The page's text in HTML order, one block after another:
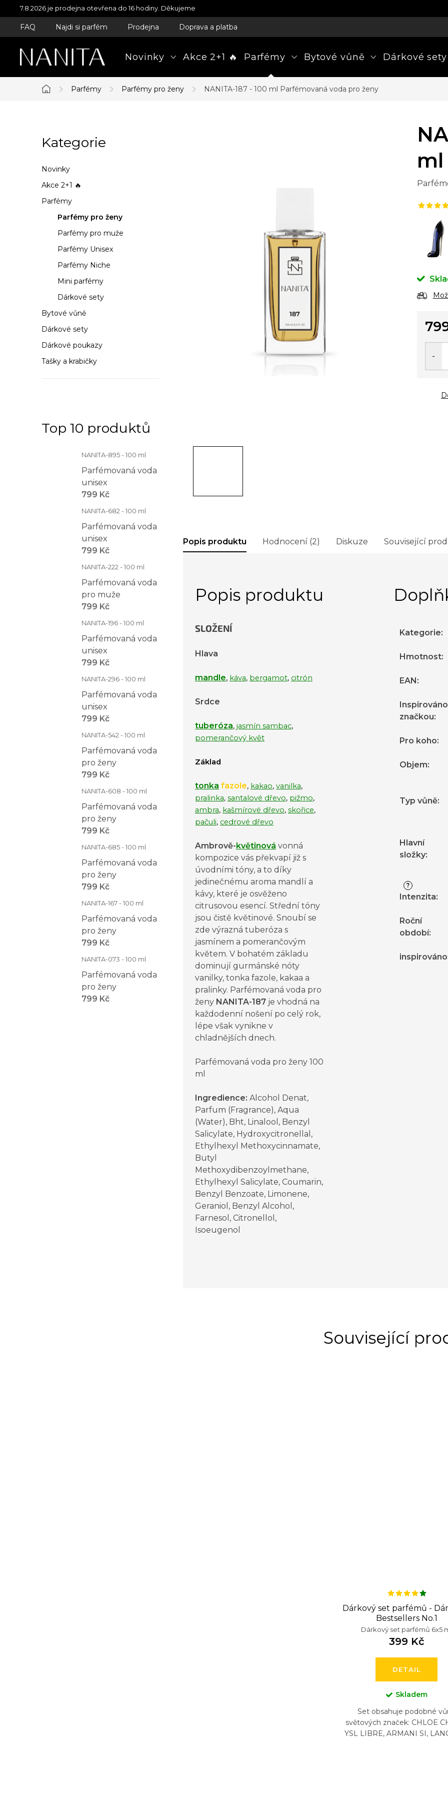
Přejít
na
obsah
7.8.2026 je prodejna otevřena do 16 hodiny. Děkujeme
FAQ Najdi si parfém Prodejna Doprava a platba
Novinky Akce 2+1 🔥 Parfémy Bytové vůně Dárkové sety
Domů
Parfémy Parfémy pro ženy NANITA-187 - 100 ml Parfémovaná voda pro ženy
o
s
t
r
p
a
n
e
Přeskočit
kategorie
Kategorie
Novinky
Akce 2+1 🔥
Parfémy
Parfémy pro ženy
Parfémy pro muže
Parfémy Unisex
Parfémy Niche
Mini parfémy
Dárkové sety
Bytové vůně
Dárkové sety
Dárkové poukazy
Tašky a krabičky
Top 10 produktů
NANITA-895 - 100 ml
Parfémovaná voda
unisex
799 Kč
NANITA-682 - 100 ml
Parfémovaná voda
unisex
799 Kč
NANITA-222 - 100 ml
Parfémovaná voda
pro muže
799 Kč
NANITA-196 - 100 ml
Parfémovaná voda
unisex
799 Kč
NANITA-296 - 100 ml
Parfémovaná voda
unisex
799 Kč
NANITA-542 - 100 ml
Parfémovaná voda
pro ženy
799 Kč
NANITA-608 - 100 ml
Parfémovaná voda
pro ženy
799 Kč
NANITA-685 - 100 ml
Parfémovaná voda
pro ženy
799 Kč
NANITA-167 - 100 ml
Parfémovaná voda
pro ženy
799 Kč
NANITA-073 - 100 ml
Parfémovaná voda
pro ženy
799 Kč
ml
Popis produktu Hodnocení (2) Diskuze Související
Popis produktu
SLOŽENÍ
Hlava
mandle, káva, bergamot, citrón
Srdce
tuberóza, jasmín sambac,
pomerančový květ
Základ
tonka fazole, kakao, vanilka,
pralinka, santalové dřevo, pižmo,
ambra, kašmírové dřevo, skořice,
pačuli, cedrové dřevo
Ambrově- květinová vonná
kompozice vás překvapí již s
úvodními tóny, a to díky
jedinečnému aroma mandlí a
kávy, které je osvěženo
citrusovou esencí. Střední tóny
jsou čistě květinové. Snoubí se
zde výrazná tuberóza s
jasmínem a pomerančovým
květem. V bohatém základu
dominují gurmánské nóty
vanilky, tonka fazole, kakaa a
pralinky. Parfémovaná voda pro
ženy NANITA-187 je vhodná na
každodenní nošení po celý rok,
lépe však vynikne v
chladnějších dnech.
Parfémovaná voda pro ženy 100
ml
Ingredience: Alcohol Denat,
Parfum (Fragrance), Aqua
(Water), Bht, Linalool, Benzyl
Salicylate, Hydroxycitronellal,
Ethylhexyl Methoxycinnamate,
Butyl
Methoxydibenzoylmethane,
Ethylhexyl Salicylate, Coumarin,
Benzyl Benzoate, Limonene,
Geraniol, Benzyl Alcohol,
Farnesol, Citronellol,
Isoeugenol
Kategorie:
Hmotnost:
EAN :
Inspirováno
značkou:
Pro koho:
Objem:
Typ vůně:
Hlavní
složky:
?
Intenzita:
Roční
období:
inspirováno
Související
Dárkový set parfémů -
Bestsellers No.1
Dárkový set parfémů 6x5
399 Kč
DETAIL
Skladem
Set obsahuje podobné
světových značek: CHLOE
YSL LIBRE, ARMANI SI,